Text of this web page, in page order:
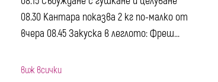
08.30 Кантара показва 2 кг по-малко от
вчера 08.45 Закуска в леглото: Фреш...
виж всички